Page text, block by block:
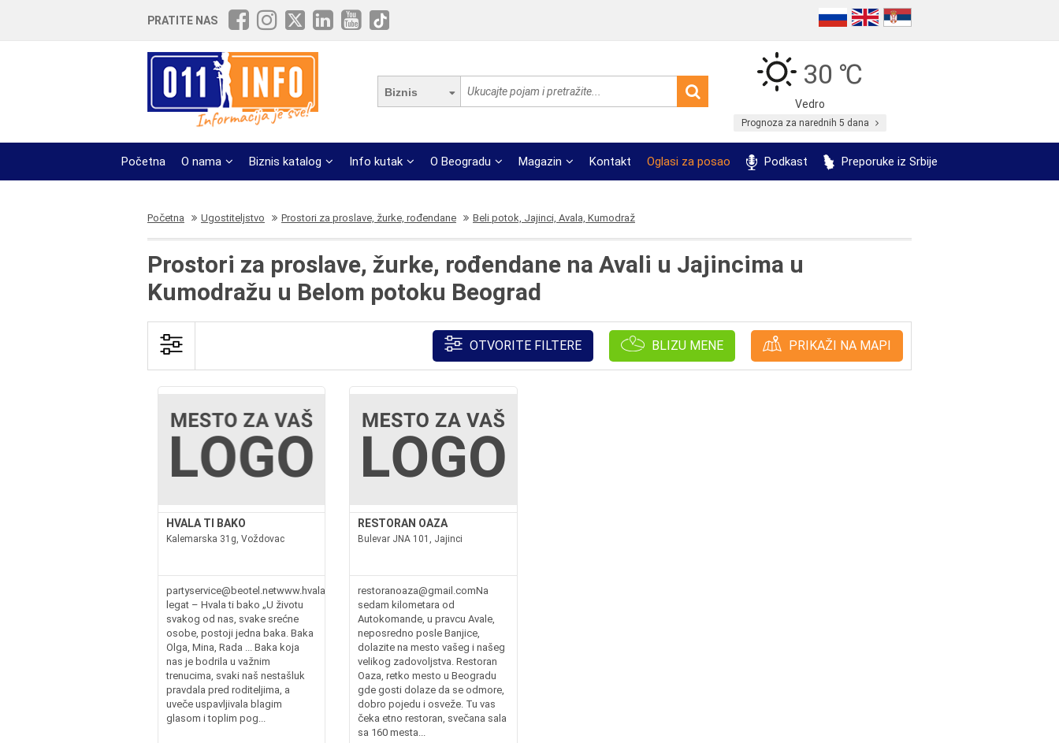
PRATITE NAS
Biznis
30 ℃
Vedro
Prognoza za narednih 5 dana
Početna O nama Biznis katalog Info kutak O Beogradu Magazin Kontakt Oglasi za posao Podkast Preporuke iz Srbije
Početna Ugostiteljstvo Prostori za proslave, žurke, rođendane Beli potok, Jajinci, Avala, Kumodraž
Prostori za proslave, žurke, rođendane na Avali u Jajincima u
Kumodražu u Belom potoku Beograd
OTVORITE FILTERE BLIZU MENE PRIKAŽI NA MAPI
HVALA TI BAKO
Kalemarska 31g, Voždovac
partyservice@beotel.netwww.hvalatibako.comKlub
legat – Hvala ti bako „U životu
svakog od nas, svake srećne
osobe, postoji jedna baka. Baka
Olga, Mina, Rada ... Baka koja
nas je bodrila u važnim
trenucima, svaki naš nestašluk
pravdala pred roditeljima, a
uveče uspavljivala blagim
glasom i toplim pog...
RESTORAN OAZA
Bulevar JNA 101, Jajinci
restoranoaza@gmail.comNa
sedam kilometara od
Autokomande, u pravcu Avale,
neposredno posle Banjice,
dolazite na mesto vašeg i našeg
velikog zadovoljstva. Restoran
Oaza, retko mesto u Beogradu
gde gosti dolaze da se odmore,
dobro pojedu i osveže. Tu vas
čeka etno restoran, svečana sala
sa 160 mesta...